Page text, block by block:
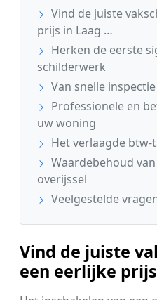
Vind de juiste
prijs in Laag …
Herken de eerste
schilderwerk
Van snelle
Professionele en
uw woning
Het verlaagde
Waardebehoud
overijssel
Veelgestelde
Vind de juiste
een eerlijke